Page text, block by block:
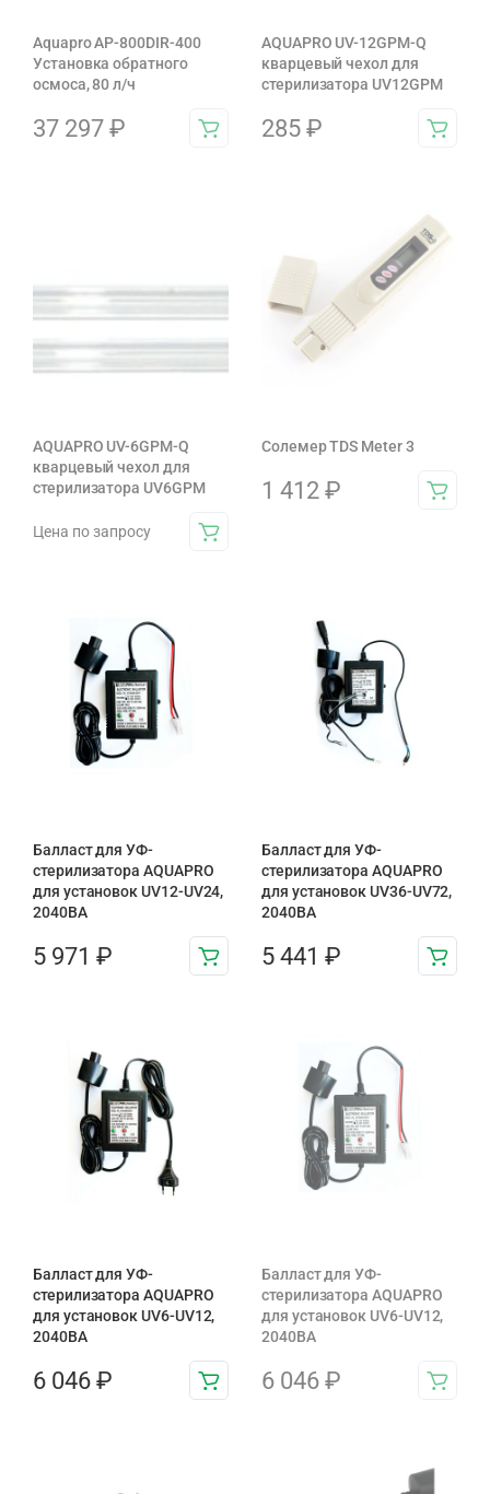
Aquapro AP-800DIR-400
Установка обратного
осмоса, 80 л/ч
37 297 ₽
AQUAPRO UV-12GPM-Q
кварцевый чехол для
стерилизатора UV12GPM
285 ₽
AQUAPRO UV-6GPM-Q
кварцевый чехол для
стерилизатора UV6GPM
Цена по запросу
Солемер TDS Meter 3
1 412 ₽
Балласт для УФ-
стерилизатора AQUAPRO
для установок UV12-UV24,
2040BA
5 971 ₽
Балласт для УФ-
стерилизатора AQUAPRO
для установок UV36-UV72,
2040BA
5 441 ₽
Балласт для УФ-
стерилизатора AQUAPRO
для установок UV6-UV12,
2040BA
6 046 ₽
Балласт для УФ-
стерилизатора AQUAPRO
для установок UV6-UV12,
2040BA
6 046 ₽